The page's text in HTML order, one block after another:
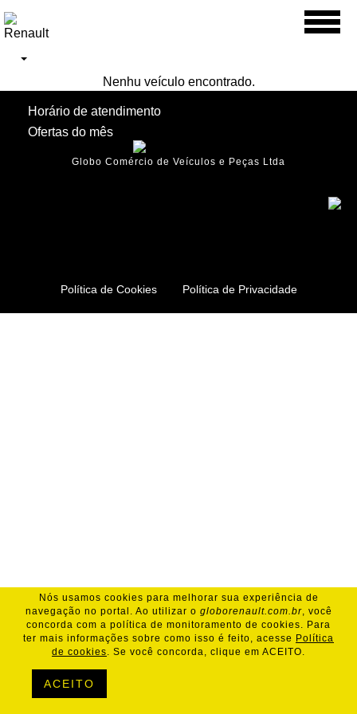
Nenhu veículo encontrado.
Horário de atendimento
Ofertas do mês
Globo Comércio de Veículos e Peças Ltda
Política de Cookies Política de Privacidade
Nós usamos cookies para melhorar sua experiência de
navegação no portal. Ao utilizar o globorenault.com.br, você
concorda com a política de monitoramento de cookies. Para
ter mais informações sobre como isso é feito, acesse Política
de cookies. Se você concorda, clique em ACEITO.
ACEITO